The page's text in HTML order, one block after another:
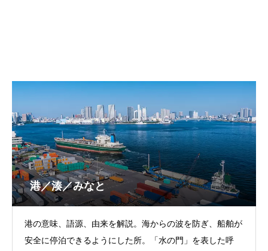
港／湊／みなと
港の意味、語源、由来を解説。海からの波を防ぎ、船舶が
安全に停泊できるようにした所。「水の門」を表した呼